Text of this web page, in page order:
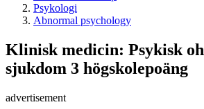
Psykologi
Abnormal psychology
Klinisk medicin: Psykisk
sjukdom 3 högskolepoäng
advertisement